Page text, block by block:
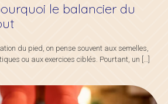
le balancier du
du pied, on pense souvent aux semelles,
ou aux exercices ciblés. Pourtant, un […]